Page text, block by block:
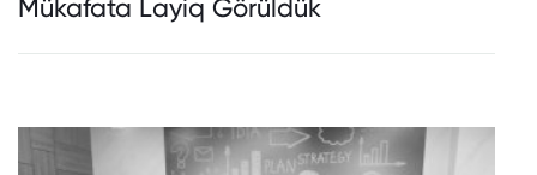
Mükafata Layiq Görüldük